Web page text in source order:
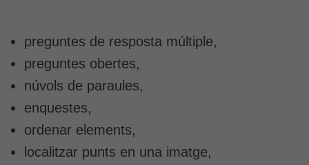
preguntes de resposta múltiple,
preguntes obertes,
núvols de paraules,
enquestes,
ordenar elements,
localitzar punts en una imatge,